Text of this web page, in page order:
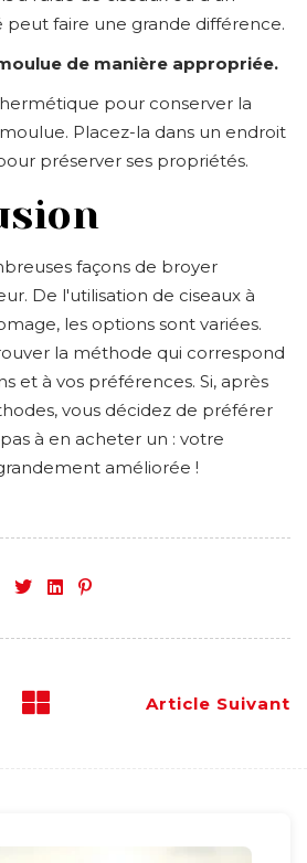
peut faire une grande différence.
de manière appropriée.
pour conserver la
Placez-la dans un endroit
préserver ses propriétés.
façons de broyer
De l'utilisation de ciseaux à
les options sont variées.
la méthode qui correspond
et à vos préférences. Si, après
vous décidez de préférer
à en acheter un : votre
améliorée !
Article Suivant